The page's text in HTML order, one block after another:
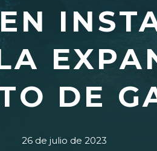
DE
26 de julio de 2023